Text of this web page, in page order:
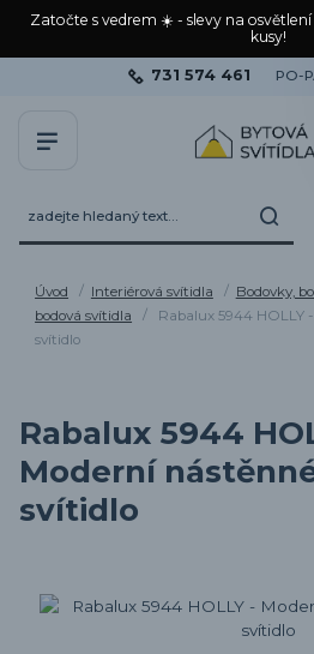
Zatočte s vedrem ☀️ - slevy na
kusy!
731 574 461 PO-
Úvod Interiérová svítidla Bodovky,
bodová svítidla
Rabalux 5944 HOLLY
svítidlo
Rabalux 5944
Moderní
svítidlo